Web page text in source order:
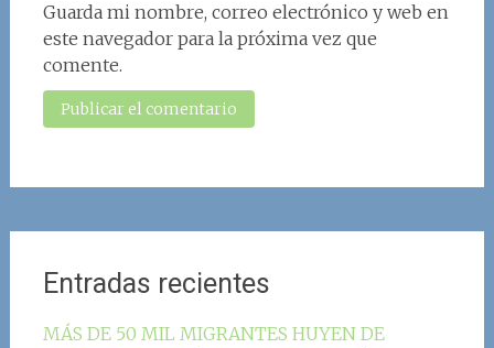
Guarda mi nombre, correo electrónico y web en
este navegador para la próxima vez que
comente.
Entradas recientes
MÁS DE 50 MIL MIGRANTES HUYEN DE